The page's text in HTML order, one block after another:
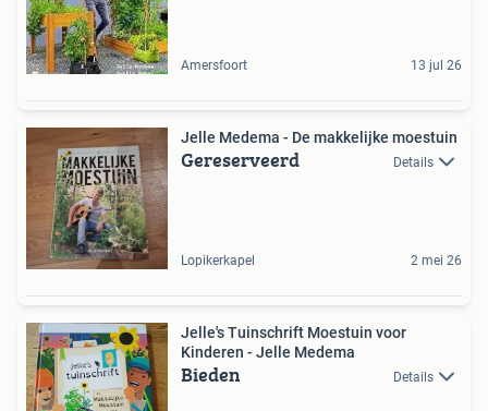
Amersfoort 13 jul 26
Jelle Medema - De makkelijke moestuin
Gereserveerd Details
Lopikerkapel 2 mei 26
Jelle's Tuinschrift Moestuin voor
Kinderen - Jelle Medema
Bieden Details